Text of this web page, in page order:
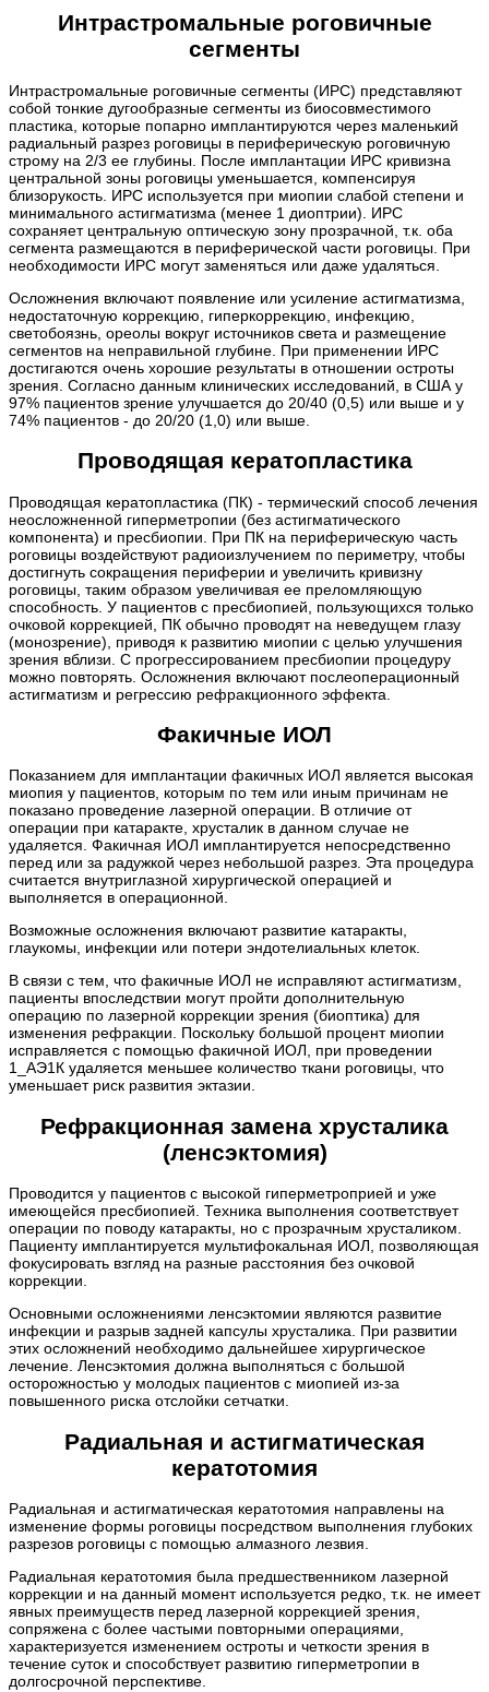
Интрастромальные роговичные
сегменты
Интрастромальные роговичные сегменты (ИРС) представляют
собой тонкие дугообразные сегменты из биосовместимого
пластика, которые попарно имплантируются через маленький
радиальный разрез роговицы в периферическую роговичную
строму на 2/3 ее глубины. После имплантации ИРС кривизна
центральной зоны роговицы уменьшается, компенсируя
близорукость. ИРС используется при миопии слабой степени и
минимального астигматизма (менее 1 диоптрии). ИРС
сохраняет центральную оптическую зону прозрачной, т.к. оба
сегмента размещаются в периферической части роговицы. При
необходимости ИРС могут заменяться или даже удаляться.
Осложнения включают появление или усиление астигматизма,
недостаточную коррекцию, гиперкоррекцию, инфекцию,
светобоязнь, ореолы вокруг источников света и размещение
сегментов на неправильной глубине. При применении ИРС
достигаются очень хорошие результаты в отношении остроты
зрения. Согласно данным клинических исследований, в США у
97% пациентов зрение улучшается до 20/40 (0,5) или выше и у
74% пациентов - до 20/20 (1,0) или выше.
Проводящая кератопластика
Проводящая кератопластика (ПК) - термический способ лечения
неосложненной гиперметропии (без астигматического
компонента) и пресбиопии. При ПК на периферическую часть
роговицы воздействуют радиоизлучением по периметру, чтобы
достигнуть сокращения периферии и увеличить кривизну
роговицы, таким образом увеличивая ее преломляющую
способность. У пациентов с пресбиопией, пользующихся только
очковой коррекцией, ПК обычно проводят на неведущем глазу
(монозрение), приводя к развитию миопии с целью улучшения
зрения вблизи. С прогрессированием пресбиопии процедуру
можно повторять. Осложнения включают послеоперационный
астигматизм и регрессию рефракционного эффекта.
Факичные ИОЛ
Показанием для имплантации факичных ИОЛ является высокая
миопия у пациентов, которым по тем или иным причинам не
показано проведение лазерной операции. В отличие от
операции при катаракте, хрусталик в данном случае не
удаляется. Факичная ИОЛ имплантируется непосредственно
перед или за радужкой через небольшой разрез. Эта процедура
считается внутриглазной хирургической операцией и
выполняется в операционной.
Возможные осложнения включают развитие катаракты,
глаукомы, инфекции или потери эндотелиальных клеток.
В связи с тем, что факичные ИОЛ не исправляют астигматизм,
пациенты впоследствии могут пройти дополнительную
операцию по лазерной коррекции зрения (биоптика) для
изменения рефракции. Поскольку большой процент миопии
исправляется с помощью факичной ИОЛ, при проведении
1_АЭ1К удаляется меньшее количество ткани роговицы, что
уменьшает риск развития эктазии.
Рефракционная замена хрусталика
(ленсэктомия)
Проводится у пациентов с высокой гиперметроприей и уже
имеющейся пресбиопией. Техника выполнения соответствует
операции по поводу катаракты, но с прозрачным хрусталиком.
Пациенту имплантируется мультифокальная ИОЛ, позволяющая
фокусировать взгляд на разные расстояния без очковой
коррекции.
Основными осложнениями ленсэктомии являются развитие
инфекции и разрыв задней капсулы хрусталика. При развитии
этих осложнений необходимо дальнейшее хирургическое
лечение. Ленсэктомия должна выполняться с большой
осторожностью у молодых пациентов с миопией из-за
повышенного риска отслойки сетчатки.
Радиальная и астигматическая
кератотомия
Радиальная и астигматическая кератотомия направлены на
изменение формы роговицы посредством выполнения глубоких
разрезов роговицы с помощью алмазного лезвия.
Радиальная кератотомия была предшественником лазерной
коррекции и на данный момент используется редко, т.к. не имеет
явных преимуществ перед лазерной коррекцией зрения,
сопряжена с более частыми повторными операциями,
характеризуется изменением остроты и четкости зрения в
течение суток и способствует развитию гиперметропии в
долгосрочной перспективе.